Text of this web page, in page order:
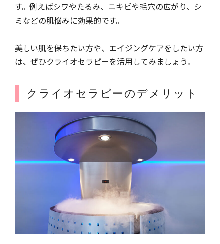
す。例えばシワやたるみ、ニキビや毛穴の広がり、シ
ミなどの肌悩みに効果的です。
美しい肌を保ちたい方や、エイジングケアをしたい方
は、ぜひクライオセラピーを活用してみましょう。
クライオセラピーのデメリット